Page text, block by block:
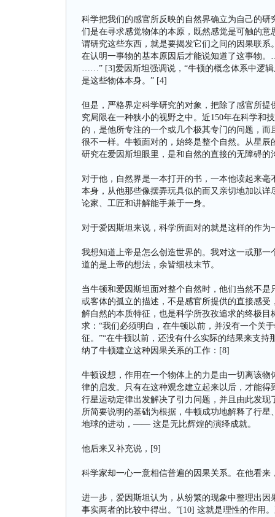
科学把我们的感官所反映的自然界确立为自己的
们是在寻求感觉物体的本原，既然感觉是可触的
谓研究这些东西，就是要揭发它们之间的因果联
在认明一事物的基本原因后才能说知道了这事物
……” [3]爱因斯坦强调说，“牛顿的概念体系中逻
是这些物体本身。” [4]
但是，严格界定科学研究的对象，把除了感官所
究局限在一种狭小的视野之中。近150年在科学和
的，是他所专注的一个或几个极其专门的问题，
很不一样。牛顿面对的，始终是整个自然。从星
研究在爱因斯坦眼里，是和自然的直接的无障碍的
对于他，自然界是一本打开的书，一本他读起来
本身，从他那些像摆弄玩具似的而又亲切地加以
论家、工匠和讲解能手兼于一身。
对于爱因斯坦来说，科学所面对的就是这样的作为
我想知道上帝是怎么创造世界的。我对这一或那
道的是上帝的想法，余皆细枝末节。
当牛顿和爱因斯坦面对整个自然时，他们当然不
或客体的孤立的描述，不是感官所提供的直接感
解自然的本质特征，也是科学所孜孜追求的终极
求：“我们必须明白，在牛顿以前，并没有一个关
征。”“在牛顿以前，还没有什么实际的结果来支
纳了牛顿建立这种因果关系的工作：[8]
牛顿设想，作用在一个物体上的力是由一切离该
律的启发。只有在这种观念建立起来以后，才能
行星运动定律出发解决了引力问题，并且由此发
所简要说明的基础为根据，牛顿成功地解释了行
地球的进动，—— 这是无比辉煌的演绎成就。
他后来又补充说，[9]
科学家却一心一意相信普遍的因果关系。在他看
进一步，爱因斯坦认为，从纷繁的现象中整理出
事实两者的比较中得出。”[10] 这就是理性的作用